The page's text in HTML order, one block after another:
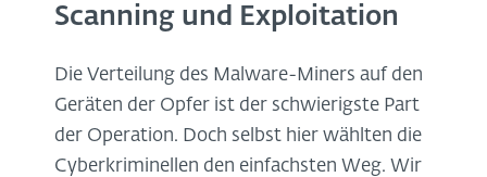
Scanning und Exploitation
Die Verteilung des Malware-Miners auf den
Geräten der Opfer ist der schwierigste Part
der Operation. Doch selbst hier wählten die
Cyberkriminellen den einfachsten Weg. Wir